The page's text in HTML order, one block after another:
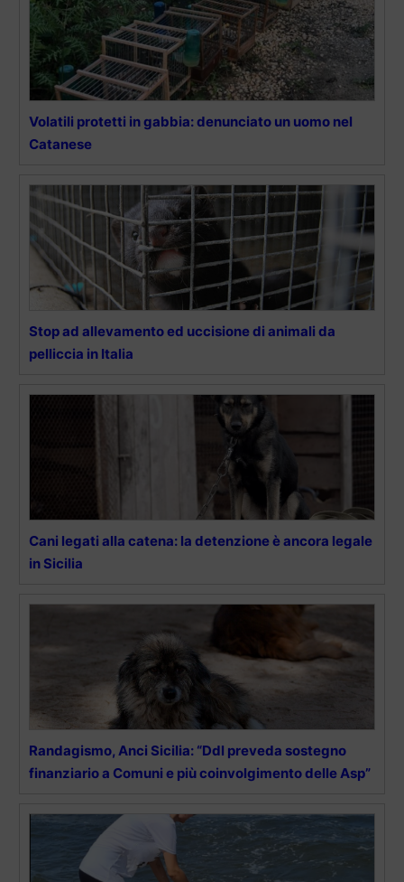
Volatili protetti in gabbia: denunciato un uomo nel
Catanese
Stop ad allevamento ed uccisione di animali da
pelliccia in Italia
Cani legati alla catena: la detenzione è ancora legale
in Sicilia
Randagismo, Anci Sicilia: “Ddl preveda sostegno
finanziario a Comuni e più coinvolgimento delle Asp”